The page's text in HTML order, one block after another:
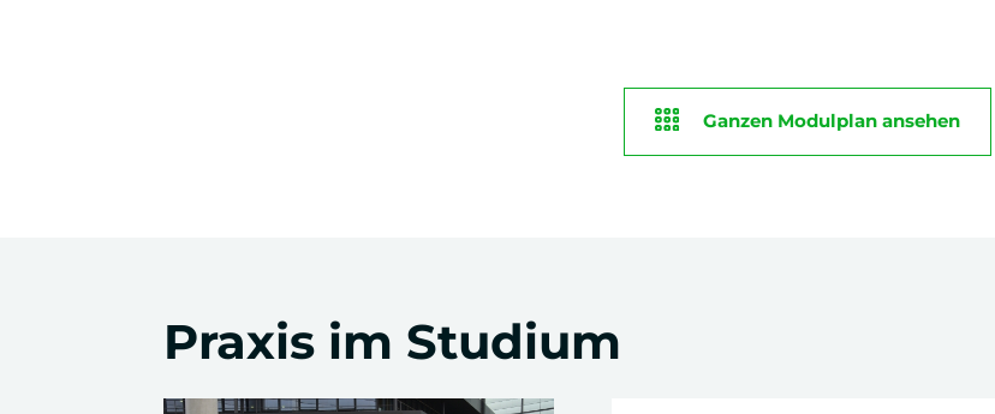
Ganzen Modulplan ansehen
Praxis im Studium